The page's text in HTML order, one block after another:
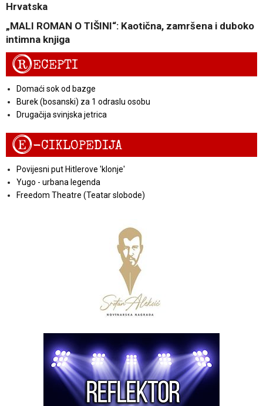
Hrvatska
„MALI ROMAN O TIŠINI“: Kaotična, zamršena i duboko
intimna knjiga
RECEPTI
Domaći sok od bazge
Burek (bosanski) za 1 odraslu osobu
Drugačija svinjska jetrica
E-CIKLOPEDIJA
Povijesni put Hitlerove 'klonje'
Yugo - urbana legenda
Freedom Theatre (Teatar slobode)